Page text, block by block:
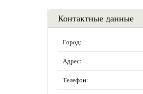
Контактные данные
Город:
Адрес:
Телефон: